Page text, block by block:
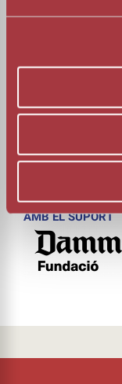
01:30h
Ivaán Ruiz
GUITARRA
Eugenio Recuenco
AMB EL SUPORT